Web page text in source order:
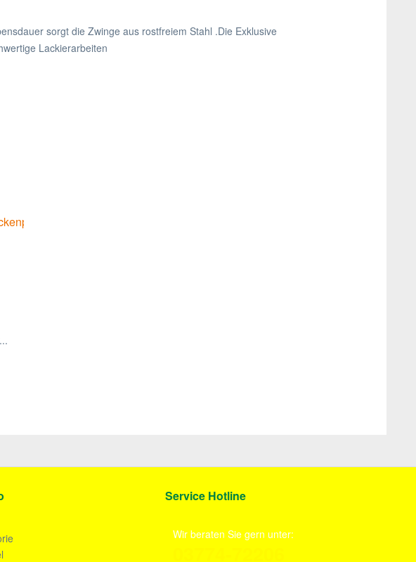
sorgt die Zwinge aus rostfreiem Stahl .Die Exklusive
Lackierarbeiten
Service Hotline
Wir beraten Sie gern unter: